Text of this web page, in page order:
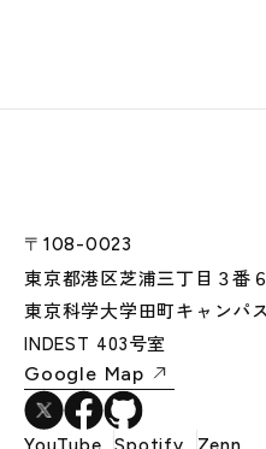
〒108-0023
東京都港区芝浦三丁目３番
東京科学大学田町キャンパ
INDEST 403号室
Google Map